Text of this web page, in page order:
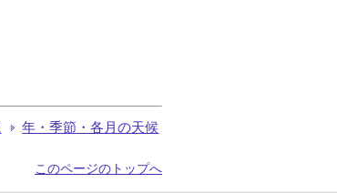
年・季節・各月の天候
このページのトップへ